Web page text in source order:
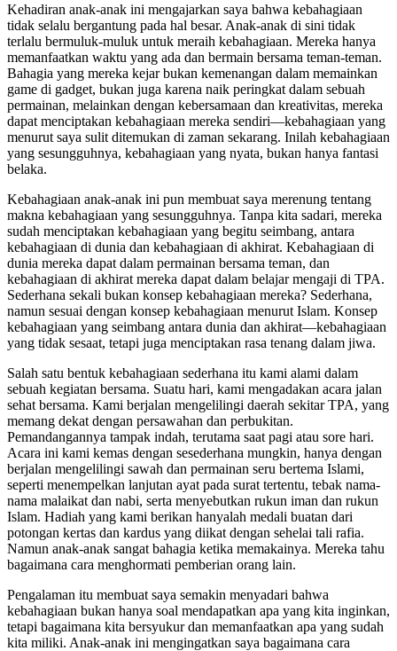
Kehadiran anak-anak ini mengajarkan saya bahwa kebahagiaan
tidak selalu bergantung pada hal besar. Anak-anak di sini tidak
terlalu bermuluk-muluk untuk meraih kebahagiaan. Mereka hanya
memanfaatkan waktu yang ada dan bermain bersama teman-teman.
Bahagia yang mereka kejar bukan kemenangan dalam memainkan
game di gadget, bukan juga karena naik peringkat dalam sebuah
permainan, melainkan dengan kebersamaan dan kreativitas, mereka
dapat menciptakan kebahagiaan mereka sendiri—kebahagiaan yang
menurut saya sulit ditemukan di zaman sekarang. Inilah kebahagiaan
yang sesungguhnya, kebahagiaan yang nyata, bukan hanya fantasi
belaka.
Kebahagiaan anak-anak ini pun membuat saya merenung tentang
makna kebahagiaan yang sesungguhnya. Tanpa kita sadari, mereka
sudah menciptakan kebahagiaan yang begitu seimbang, antara
kebahagiaan di dunia dan kebahagiaan di akhirat. Kebahagiaan di
dunia mereka dapat dalam permainan bersama teman, dan
kebahagiaan di akhirat mereka dapat dalam belajar mengaji di TPA.
Sederhana sekali bukan konsep kebahagiaan mereka? Sederhana,
namun sesuai dengan konsep kebahagiaan menurut Islam. Konsep
kebahagiaan yang seimbang antara dunia dan akhirat—kebahagiaan
yang tidak sesaat, tetapi juga menciptakan rasa tenang dalam jiwa.
Salah satu bentuk kebahagiaan sederhana itu kami alami dalam
sebuah kegiatan bersama. Suatu hari, kami mengadakan acara jalan
sehat bersama. Kami berjalan mengelilingi daerah sekitar TPA, yang
memang dekat dengan persawahan dan perbukitan.
Pemandangannya tampak indah, terutama saat pagi atau sore hari.
Acara ini kami kemas dengan sesederhana mungkin, hanya dengan
berjalan mengelilingi sawah dan permainan seru bertema Islami,
seperti menempelkan lanjutan ayat pada surat tertentu, tebak nama-
nama malaikat dan nabi, serta menyebutkan rukun iman dan rukun
Islam. Hadiah yang kami berikan hanyalah medali buatan dari
potongan kertas dan kardus yang diikat dengan sehelai tali rafia.
Namun anak-anak sangat bahagia ketika memakainya. Mereka tahu
bagaimana cara menghormati pemberian orang lain.
Pengalaman itu membuat saya semakin menyadari bahwa
kebahagiaan bukan hanya soal mendapatkan apa yang kita inginkan,
tetapi bagaimana kita bersyukur dan memanfaatkan apa yang sudah
kita miliki. Anak-anak ini mengingatkan saya bagaimana cara